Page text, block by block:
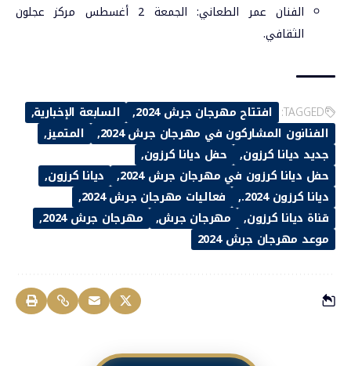
الفنان عمر الطعاني: الجمعة 2 أغسطس مركز عجلون
الثقافي.
TAGGED: افتتاح مهرجان جرش 2024
السابعة الإخبارية
الفنانون المشاركون في مهرجان جرش 2024
المتميز
جديد ديانا كرزون
حفل ديانا كرزون
حفل ديانا كرزون في مهرجان جرش 2024
ديانا كرزون
ديانا كرزون 2024.
فعاليات مهرجان جرش 2024
قناة ديانا كرزون
مهرجان جرش
مهرجان جرش 2024
موعد مهرجان جرش 2024